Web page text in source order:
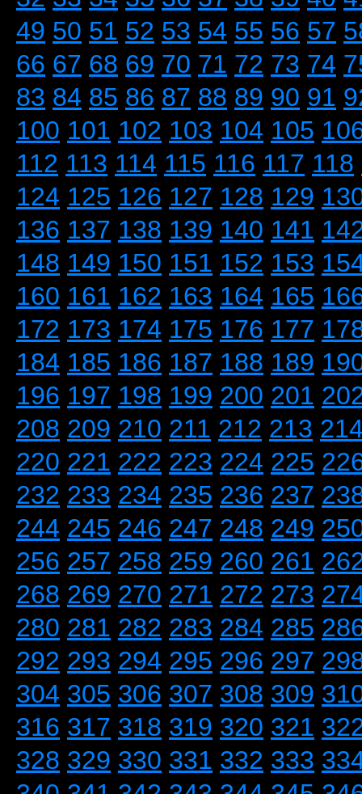
49 50 51 52 53 54 55 56 57
66 67 68 69 70 71 72 73 74
83 84 85 86 87 88 89 90 91
100 101 102 103 104 105
112 113 114 115 116 117 118
124 125 126 127 128 129
136 137 138 139 140 141
148 149 150 151 152 153
160 161 162 163 164 165
172 173 174 175 176 177
184 185 186 187 188 189
196 197 198 199 200 201
208 209 210 211 212 213
220 221 222 223 224 225
232 233 234 235 236 237
244 245 246 247 248 249
256 257 258 259 260 261
268 269 270 271 272 273
280 281 282 283 284 285
292 293 294 295 296 297
304 305 306 307 308 309
316 317 318 319 320 321
328 329 330 331 332 333